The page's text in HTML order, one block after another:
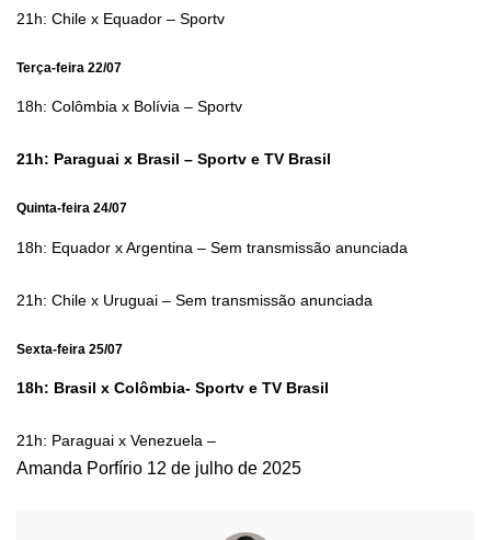
21h: Chile x Equador – Sportv
Terça-feira 22/07
18h: Colômbia x Bolívia – Sportv
21h: Paraguai x Brasil – Sportv e TV Brasil
Quinta-feira 24/07
18h: Equador x Argentina – Sem transmissão anunciada
21h: Chile x Uruguai – Sem transmissão anunciada
Sexta-feira 25/07
18h: Brasil x Colômbia- Sportv e TV Brasil
21h: Paraguai x Venezuela –
Amanda Porfírio 12 de julho de 2025